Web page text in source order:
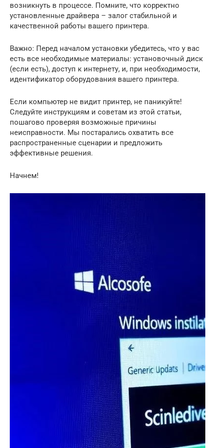
возникнуть в процессе. Помните, что корректно
установленные драйвера – залог стабильной и
качественной работы вашего принтера.
Важно: Перед началом установки убедитесь, что у вас
есть все необходимые материалы: установочный диск
(если есть), доступ к интернету, и, при необходимости,
идентификатор оборудования вашего принтера.
Если компьютер не видит принтер, не паникуйте!
Следуйте инструкциям и советам из этой статьи,
пошагово проверяя возможные причины
неисправности. Мы постарались охватить все
распространенные сценарии и предложить
эффективные решения.
Начнем!